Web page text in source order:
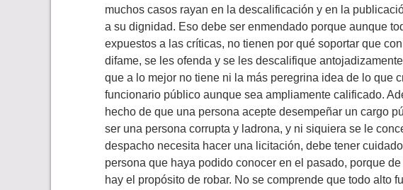
muchos casos rayan en la descalificación y en la
a su dignidad. Eso debe ser enmendado porque aunque
expuestos a las críticas, no tienen por qué soportar que
difame, se les ofenda y se les descalifique
que a lo mejor no tiene ni la más peregrina idea de lo que
funcionario público aunque sea ampliamente calificado.
hecho de que una persona acepte desempeñar un cargo
ser una persona corrupta y ladrona, y ni siquiera se le
despacho necesita hacer una licitación, debe tener
persona que haya podido conocer en el pasado, porque
hay el propósito de robar. No se comprende que todo alto